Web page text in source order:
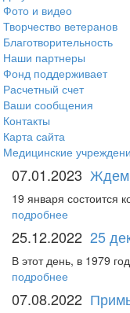
Фото и видео
Творчество ветеранов
Благотворительность
Наши партнеры
Фонд поддерживает
Расчетный счет
Ваши сообщения
Контакты
Карта сайта
Медицинские
07.01.2023 Ждем
19 января состоится
подробнее
25.12.2022 25
В этот день, в 1979
подробнее
07.08.2022